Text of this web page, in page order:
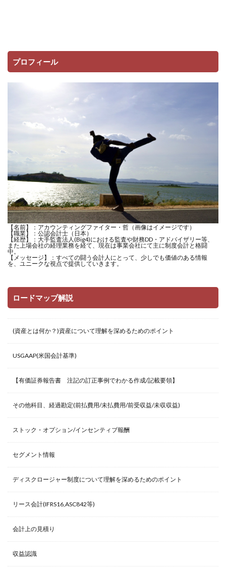
プロフィール
【名前】：アカウンティングファイター・哲（画像はイメージです）
【職業】：公認会計士（日本）
【経歴】：大手監査法人(Big4)における監査や財務DD・アドバイザリー等、
また上場会社の経理業務を経て、現在は事業会社にて主に制度会計と格闘
中。
【メッセージ】：すべての闘う会計人にとって、少しでも価値のある情報
を、ユニークな視点で提供していきます。
ロードマップ解説
(資産とは何か？)資産について理解を深めるためのポイント
USGAAP(米国会計基準)
【有価証券報告書 注記の訂正事例でわかる作成/記載要領】
その他科目、経過勘定(前払費用/未払費用/前受収益/未収収益)
ストック・オプション/インセンティブ報酬
セグメント情報
ディスクロージャー制度について理解を深めるためのポイント
リース会計(IFRS16,ASC842等)
会計上の見積り
収益認識